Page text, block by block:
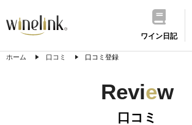
ワイン日記
ホーム 口コミ 口コミ登録
Review
口コミ